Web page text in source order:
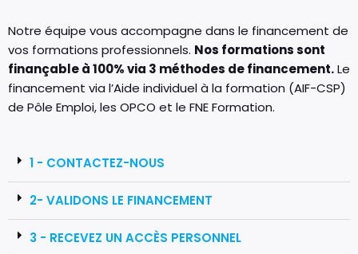
Notre équipe vous accompagne dans le financement de
vos formations professionnels. Nos formations sont
finançable à 100% via 3 méthodes de financement.Le
financement via l’Aide individuel à la formation (AIF-CSP)
de Pôle Emploi, les OPCO et le FNE Formation.
1 - CONTACTEZ-NOUS
2- VALIDONS LE FINANCEMENT
3 - RECEVEZ UN ACCÈS PERSONNEL